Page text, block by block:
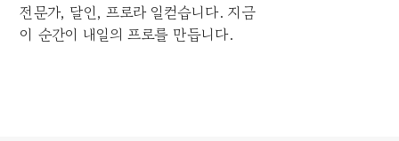
전문가, 달인, 프로라 일컫습니다. 지금
이 순간이 내일의 프로를 만듭니다.